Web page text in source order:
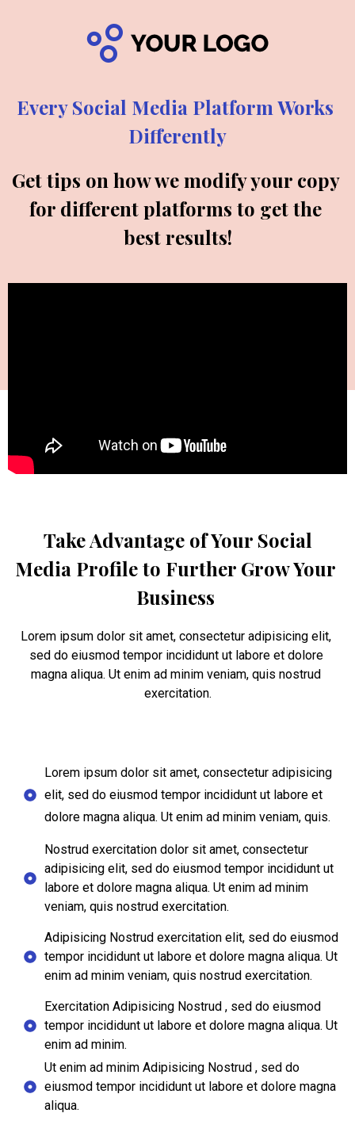
Every Social Media Platform Works
Differently
Get tips on how we modify your copy
for different platforms to get the
best results!
Media Profile to Further Grow Your
Business
Lorem ipsum dolor sit amet, consectetur adipisicing elit,
sed do eiusmod tempor incididunt ut labore et dolore
magna aliqua. Ut enim ad minim veniam, quis nostrud
exercitation.
Lorem ipsum dolor sit amet, consectetur adipisicing
elit, sed do eiusmod tempor incididunt ut labore et
dolore magna aliqua. Ut enim ad minim veniam, quis.
Nostrud exercitation dolor sit amet, consectetur
adipisicing elit, sed do eiusmod tempor incididunt ut
labore et dolore magna aliqua. Ut enim ad minim
veniam, quis nostrud exercitation.
Adipisicing Nostrud exercitation elit, sed do eiusmod
tempor incididunt ut labore et dolore magna aliqua. Ut
enim ad minim veniam, quis nostrud exercitation.
Exercitation Adipisicing Nostrud , sed do eiusmod
tempor incididunt ut labore et dolore magna aliqua. Ut
enim ad minim.
Ut enim ad minim Adipisicing Nostrud , sed do
eiusmod tempor incididunt ut labore et dolore magna
aliqua.